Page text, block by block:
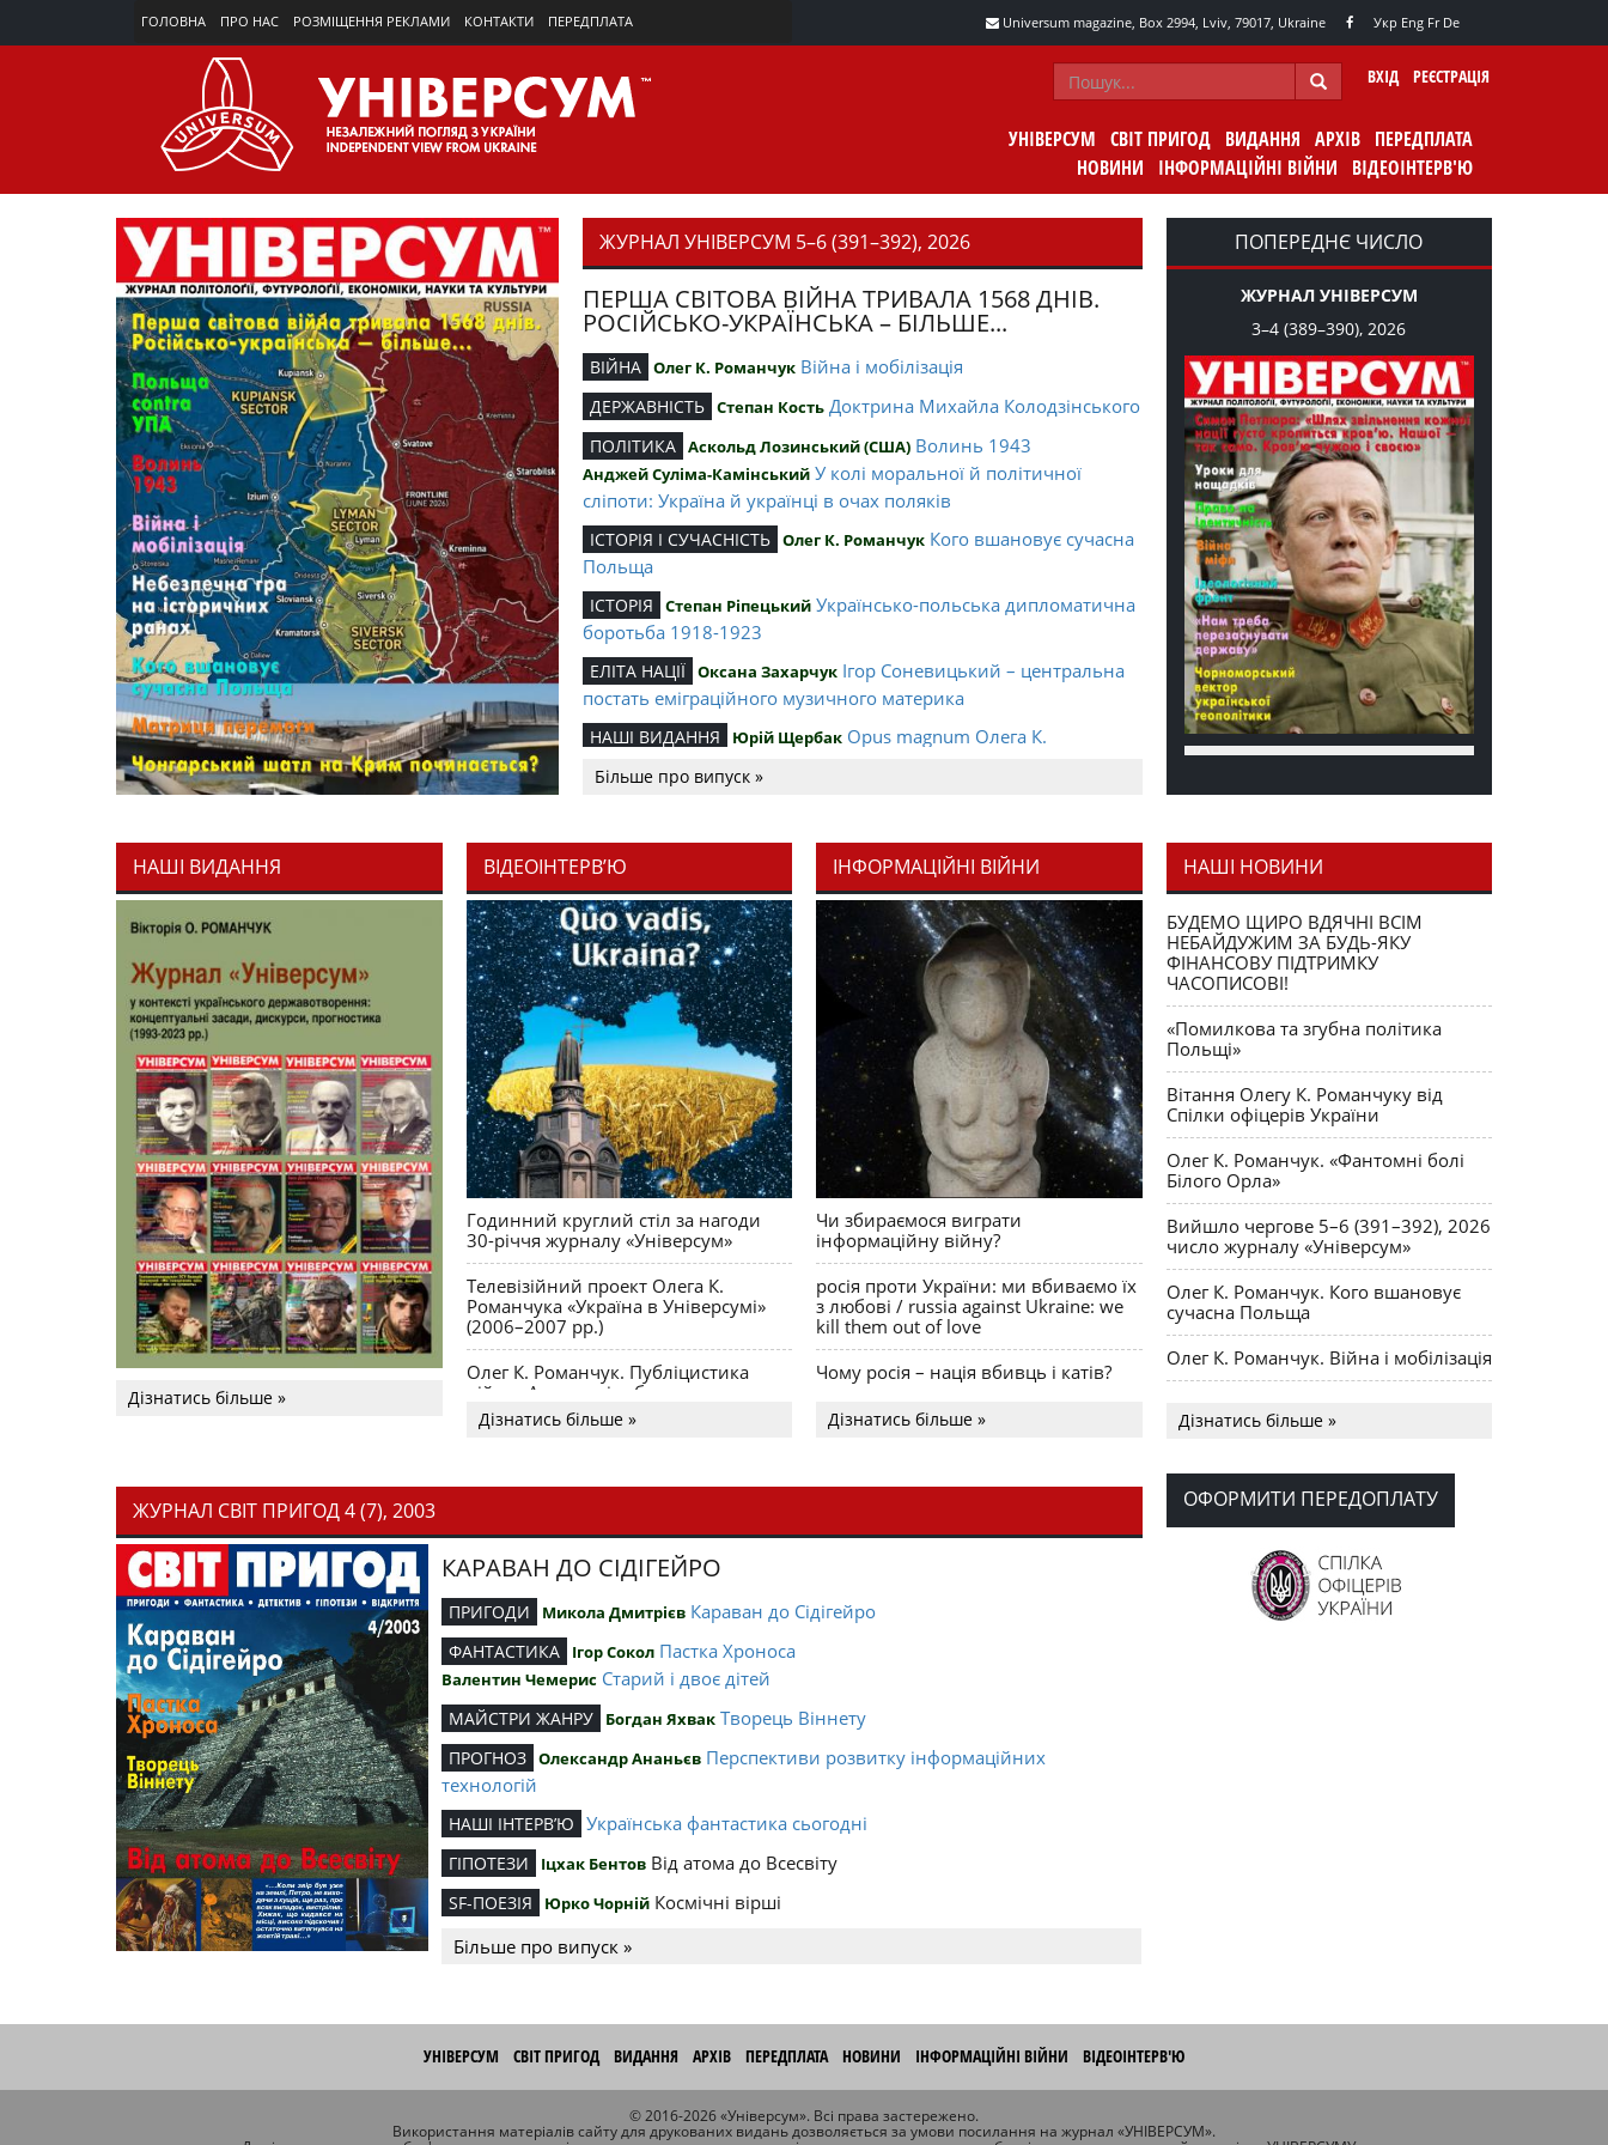
ГОЛОВНА ПРО НАС РОЗМІЩЕННЯ РЕКЛАМИ КОНТАКТИ ПЕРЕДПЛАТА Universum magazine, Box 2994, Lviv, 79017, Ukraine Укр Eng Fr De
ВХІД РЕЄСТРАЦІЯ
УНІВЕРСУМ СВІТ ПРИГОД ВИДАННЯ АРХІВ ПЕРЕДПЛАТА
НОВИНИ
ІНФОРМАЦІЙНІ ВІЙНИ ВІДЕОІНТЕРВ'Ю
ЖУРНАЛ УНІВЕРСУМ 5–6 (391–392), 2026
ПЕРША СВІТОВА ВІЙНА ТРИВАЛА 1568 ДНІВ.
РОСІЙСЬКО-УКРАЇНСЬКА – БІЛЬШЕ...
ВІЙНА Олег К. Романчук Війна і мобілізація
ДЕРЖАВНІСТЬ Степан Кость Доктрина Михайла Колодзінського
ПОЛІТИКА Аскольд Лозинський (США) Волинь 1943
Анджей Суліма-Камінський У колі моральної й політичної
сліпоти: Україна й українці в очах поляків
ІСТОРІЯ І СУЧАСНІСТЬ Олег К. Романчук Кого вшановує сучасна
Польща
ІСТОРІЯ Степан Ріпецький Українсько-польська дипломатична
боротьба 1918-1923
ЕЛІТА НАЦІЇ Оксана Захарчук Ігор Соневицький – центральна
постать еміграційного музичного материка
НАШІ ВИДАННЯ Юрій Щербак Opus magnum Олега К.
Романчука
СЛОВО РЕДАКЦІЙНЕ Олег К. Романчук Журавель і синиця як
уособлення української політстратегії й тактики
Більше про випуск »
ПОПЕРЕДНЄ ЧИСЛО
ЖУРНАЛ УНІВЕРСУМ
3–4 (389–390), 2026
НАШІ ВИДАННЯ
Дізнатись більше »
ВІДЕОІНТЕРВ’Ю
Годинний круглий стіл за нагоди
30-річчя журналу «Універсум»
Телевізійний проект Олега К.
Романчука «Україна в Універсумі»
(2006–2007 рр.)
Олег К. Романчук. Публіцистика
війни. Акценти і табу
Дізнатись більше »
ІНФОРМАЦІЙНІ ВІЙНИ
Чи збираємося виграти
інформаційну війну?
росія проти України: ми вбиваємо їх
з любові / russia against Ukraine: we
kill them out of love
Чому росія – нація вбивць і катів?
Дізнатись більше »
НАШІ НОВИНИ
БУДЕМО ЩИРО ВДЯЧНІ ВСІМ
НЕБАЙДУЖИМ ЗА БУДЬ-ЯКУ
ФІНАНСОВУ ПІДТРИМКУ
ЧАСОПИСОВІ!
«Помилкова та згубна політика
Польщі»
Вітання Олегу К. Романчуку від
Спілки офіцерів України
Олег К. Романчук. «Фантомні болі
Білого Орла»
Вийшло чергове 5–6 (391–392), 2026
число журналу «Універсум»
Олег К. Романчук. Кого вшановує
сучасна Польща
Олег К. Романчук. Війна і мобілізація
долучилися до найбільшої
День Вишиванки в Норт Порті
OPUS MAGNUM Олега К. Романчука
Дізнатись більше »
ЖУРНАЛ СВІТ ПРИГОД 4 (7), 2003
КАРАВАН ДО СІДІГЕЙРО
ПРИГОДИ Микола Дмитрієв Караван до Сідігейро
ФАНТАСТИКА Ігор Сокол Пастка Хроноса
Валентин Чемерис Старий і двоє дітей
МАЙСТРИ ЖАНРУ Богдан Яхвак Творець Віннету
ПРОГНОЗ Олександр Ананьєв Перспективи розвитку інформаційних
технологій
НАШІ ІНТЕРВ’Ю Українська фантастика сьогодні
ГІПОТЕЗИ Іцхак Бентов Від атома до Всесвіту
SF-ПОЕЗІЯ Юрко Чорній Космічні вірші
Більше про випуск »
ОФОРМИТИ ПЕРЕДОПЛАТУ
УНІВЕРСУМ СВІТ ПРИГОД ВИДАННЯ АРХІВ ПЕРЕДПЛАТА НОВИНИ ІНФОРМАЦІЙНІ ВІЙНИ ВІДЕОІНТЕРВ'Ю
© 2016-2026 «Універсум». Всі права застережено.
Використання матеріалів сайту для друкованих видань дозволяється за умови посилання на журнал «УНІВЕРСУМ».